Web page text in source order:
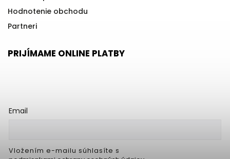
Hodnotenie obchodu
Partneri
PRIJÍMAME ONLINE PLATBY
Email
Vložením e-mailu súhlasíte s